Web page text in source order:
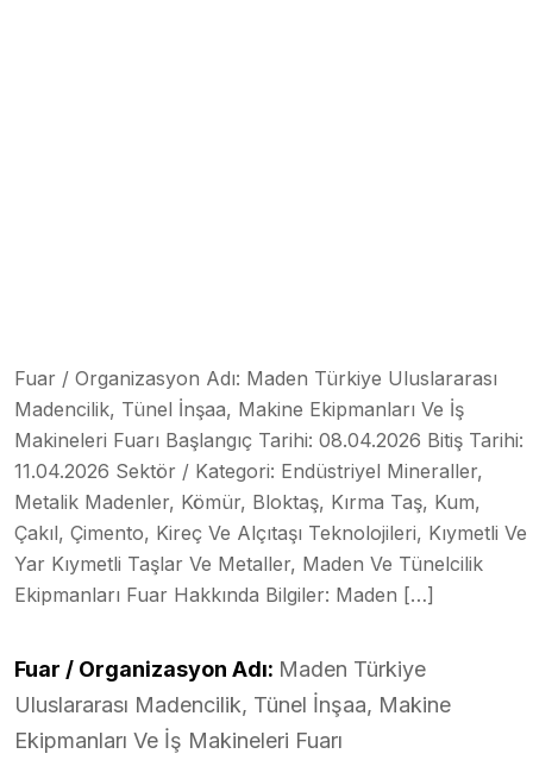
Fuar / Organizasyon Adı: Maden Türkiye Uluslararası
Madencilik, Tünel İnşaa, Makine Ekipmanları Ve İş
Makineleri Fuarı Başlangıç Tarihi: 08.04.2026 Bitiş Tarihi:
11.04.2026 Sektör / Kategori: Endüstriyel Mineraller,
Metalik Madenler, Kömür, Bloktaş, Kırma Taş, Kum,
Çakıl, Çimento, Kireç Ve Alçıtaşı Teknolojileri, Kıymetli Ve
Yar Kıymetli Taşlar Ve Metaller, Maden Ve Tünelcilik
Ekipmanları Fuar Hakkında Bilgiler: Maden […]
Fuar / Organizasyon Adı: Maden Türkiye
Uluslararası Madencilik, Tünel İnşaa, Makine
Ekipmanları Ve İş Makineleri Fuarı